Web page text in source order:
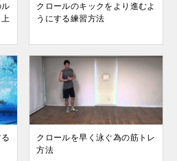
ル
クロールのキックをより進むよ
うにする練習方法
クロールを早く泳ぐ為の筋トレ
方法